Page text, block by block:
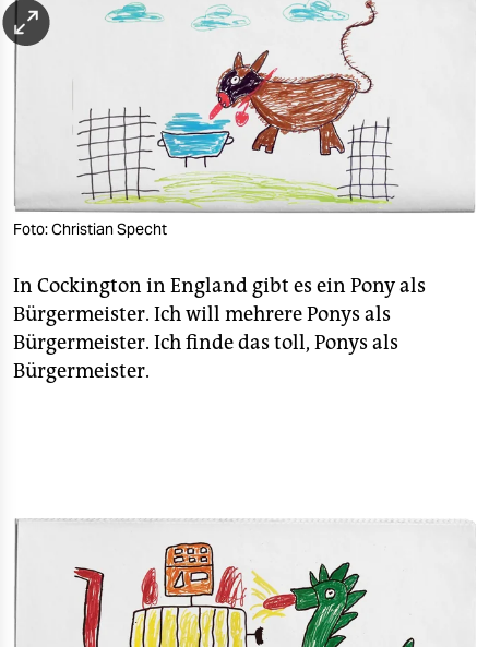
nord
verlag
veranstaltungen
shop
fragen & hilfe
unterstützen
abo
Foto: Christian Specht
In Cockington in England gibt es ein Pony als
Bürgermeister. Ich will mehrere Ponys als
Bürgermeister. Ich finde das toll, Ponys als
Bürgermeister.